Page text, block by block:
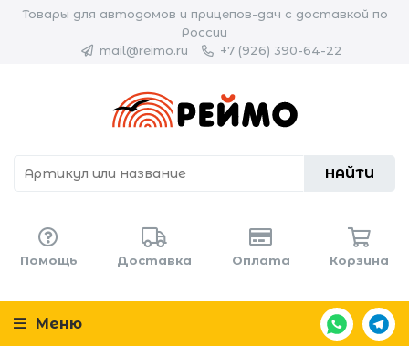
Товары для автодомов и прицепов-дач с доставкой по
России
mail@reimo.ru
+7 (926) 390-64-22
НАЙТИ
Помощь Доставка Оплата Корзина
Меню